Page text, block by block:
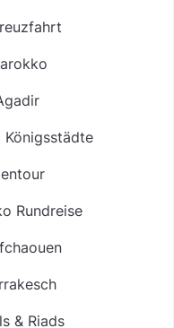
Königsstädte
Rundreise
& Riads